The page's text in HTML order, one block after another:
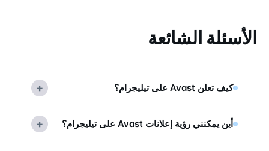
الأسئلة الشائعة
كيف تعلن Avast على تيليجرام؟ +
أين يمكنني رؤية إعلانات Avast على تيليجرام؟ +